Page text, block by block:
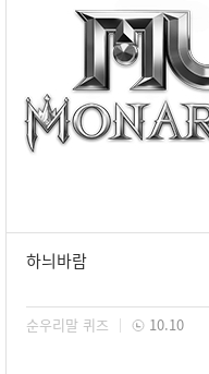
하늬바람
순우리말 퀴즈 10.10